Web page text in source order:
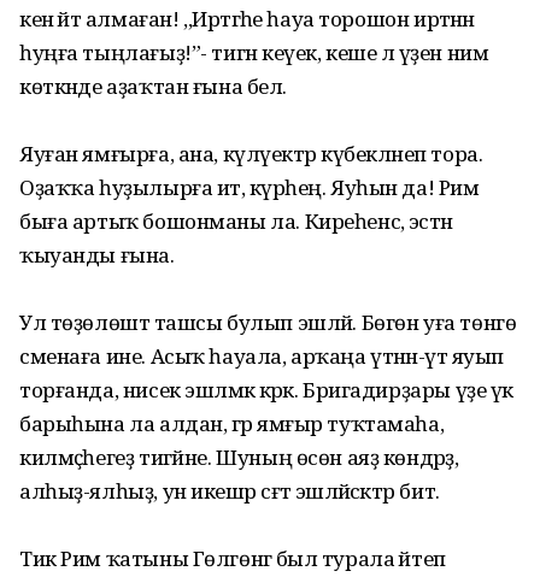
кенә әйтә алмаған! ,,Иртәгәһе һауа торошон иртәнән
һуңға тыңлағыҙ!”- тигән кеүек, кеше лә үҙен нимә
көткәнде аҙаҡтан ғына белә.
Яуған ямғырға, ана, күләүектәр күбекләнеп тора.
Оҙаҡҡа һуҙылырға итә, күрәһең. Яуһын да! Рим
быға артыҡ бошонманы ла. Киреһенсә, эстән
ҡыуанды ғына.
Ул төҙөлөштә ташсы булып эшләй. Бөгөн уға төнгө
сменаға ине. Асыҡ һауала, арҡаңа үтәнән-үтә яуып
торғанда, нисек эшләмәк кәрәк. Бригадирҙары үҙе үк
барыһына ла алдан, әгәр ямғыр туҡтамаһа,
килмәҫһегеҙ тигәйне. Шуның өсөн аяҙ көндәрҙә,
алһыҙ-ялһыҙ, ун икешәр сәғәт эшләйәсәктәр бит.
Тик Рим ҡатыны Гөлгөнәгә был турала әйтеп